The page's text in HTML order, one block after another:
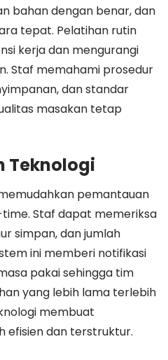
bahan dengan benar, dan
tepat. Pelatihan rutin
kerja dan mengurangi
Staf memahami prosedur
dan standar
masakan tetap
Teknologi
pemantauan
Staf dapat memeriksa
simpan, dan jumlah
ini memberi notifikasi
pakai sehingga tim
yang lebih lama terlebih
membuat
efisien dan terstruktur.